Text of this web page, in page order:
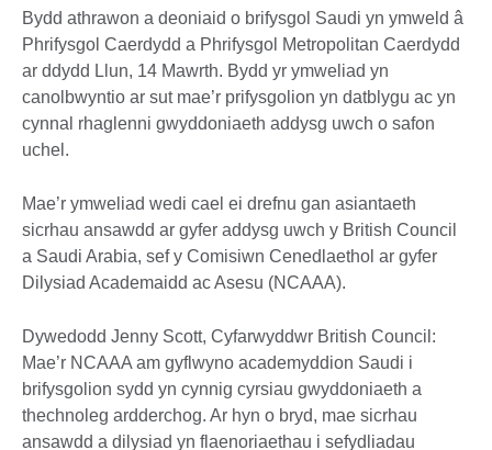
Bydd athrawon a deoniaid o brifysgol Saudi yn ymweld â
Phrifysgol Caerdydd a Phrifysgol Metropolitan Caerdydd
ar ddydd Llun, 14 Mawrth. Bydd yr ymweliad yn
canolbwyntio ar sut mae’r prifysgolion yn datblygu ac yn
cynnal rhaglenni gwyddoniaeth addysg uwch o safon
uchel.
Mae’r ymweliad wedi cael ei drefnu gan asiantaeth
sicrhau ansawdd ar gyfer addysg uwch y British Council
a Saudi Arabia, sef y Comisiwn Cenedlaethol ar gyfer
Dilysiad Academaidd ac Asesu (NCAAA).
Dywedodd Jenny Scott, Cyfarwyddwr British Council:
Mae’r NCAAA am gyflwyno academyddion Saudi i
brifysgolion sydd yn cynnig cyrsiau gwyddoniaeth a
thechnoleg ardderchog. Ar hyn o bryd, mae sicrhau
ansawdd a dilysiad yn flaenoriaethau i sefydliadau